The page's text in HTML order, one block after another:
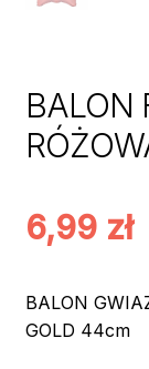
BALON
6,99 zł
BALON
GOLD 44cm